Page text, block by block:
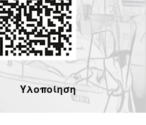
Υλοποίηση